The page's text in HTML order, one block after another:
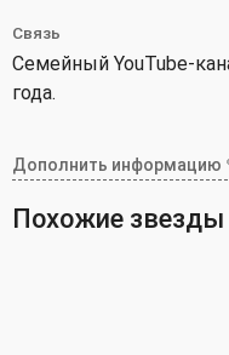
Связь
Семейный YouTube-
года.
Дополнить информацию
Похожие звезды